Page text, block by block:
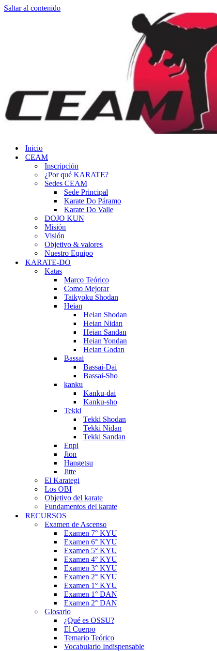
Saltar al contenido
Inicio
CEAM
Inscripción
¿Por qué KARATE?
Sedes CEAM
Sede Principal
Karate Do Páramo
Karate Do Valle
DOJO KUN
Misión
Visión
Objetivo & valores
Nuestro Equipo
KARATE-DO
Katas
Marco Teórico
Como Mejorar
Taikyoku Shodan
Heian
Heian Shodan
Heian Nidan
Heian Sandan
Heian Yondan
Heian Godan
Bassai
Bassai-Dai
Bassai-Sho
kanku
Kanku-dai
Kanku-sho
Tekki
Tekki Shodan
Tekki Nidan
Tekki Sandan
Enpi
Jion
Hangetsu
Jitte
El Karategi
Los OBI
Objetivo del karate
Fundamentos del karate
RECURSOS
Examen de Ascenso
Examen 7° KYU
Examen 6° KYU
Examen 5° KYU
Examen 4° KYU
Examen 3° KYU
Examen 2° KYU
Examen 1° KYU
Examen 1° DAN
Examen 2° DAN
Glosario
¿Qué es OSSU?
El Cuerpo
Temario Teórico
Vocabulario Indispensable